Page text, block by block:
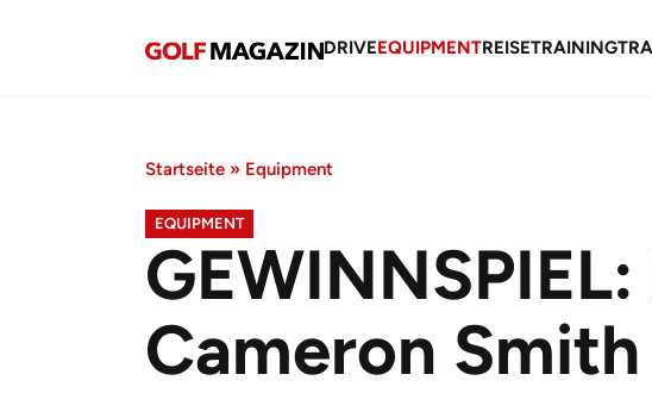
DRIVEEQUIPMENTREISETRAINING
Startseite » Equipment
EQUIPMENT
Cameron Smith